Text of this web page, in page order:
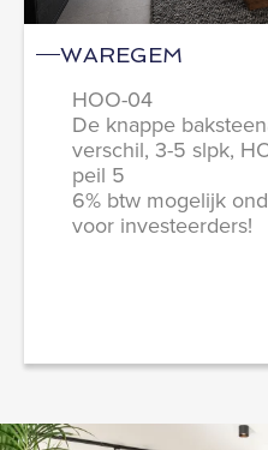
WAREGEM
HOO-04
De knappe
verschil, 3-5 slpk,
peil 5
6% btw mogelijk
voor investeerders!